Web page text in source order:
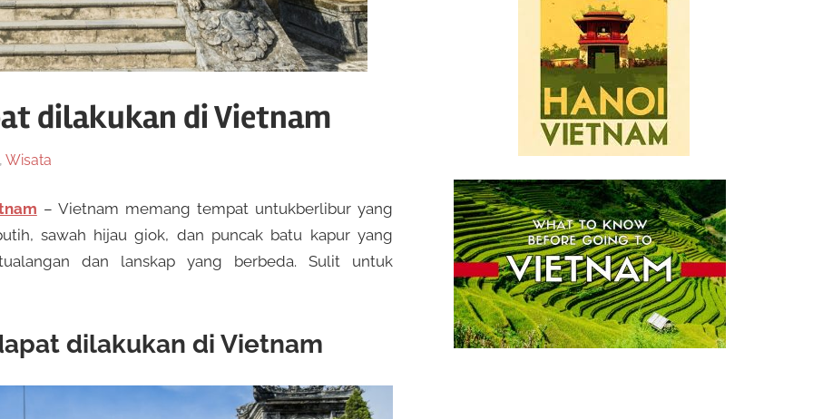
dilakukan di Vietnam
, Wisata
– Vietnam memang tempat untukberlibur yang
sawah hijau giok, dan puncak batu kapur yang
dan lanskap yang berbeda. Sulit untuk
dilakukan di Vietnam